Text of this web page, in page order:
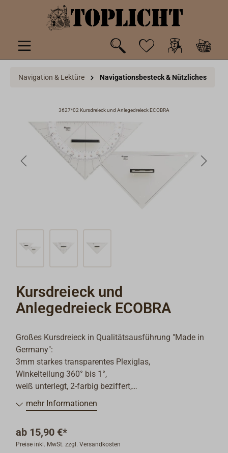
springen
Navigation & Lektüre Navigationsbesteck & Nützliches
3627*02 Kursdreieck und Anlegedreieck ECOBRA
Kursdreieck und
Anlegedreieck ECOBRA
Großes Kursdreieck in Qualitätsausführung "Made in
Germany":
3mm starkes transparentes Plexiglas,
Winkelteilung 360° bis 1°,
weiß unterlegt, 2-farbig beziffert,
Aufhängeloch, Auflagenoppen zur Schonung der
Seekarte,
1mm-Teilung auf der Hypotenuse,
Nullpunkt in der Mitte auf der Basislinie,
mehr Informationen
ab 15,90 €*
Preise inkl. MwSt. zzgl. Versandkosten